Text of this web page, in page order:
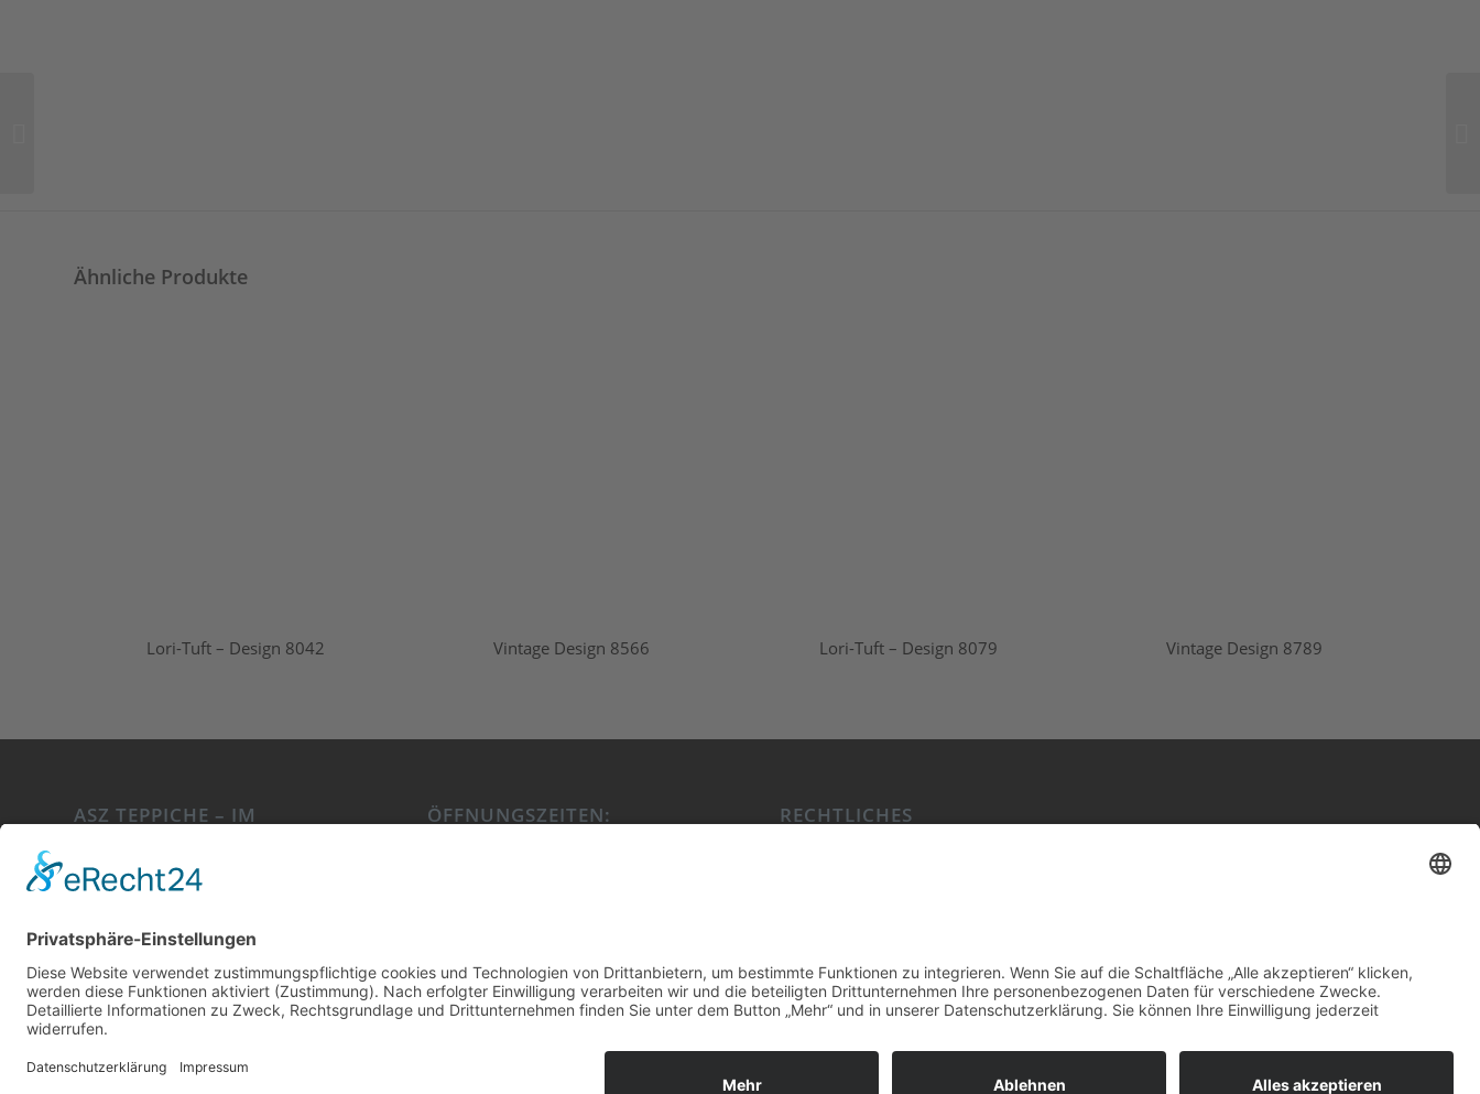
Ähnliche Produkte
Lori-Tuft – Design 8042 Vintage Design 8566 Lori-Tuft – Design 8079 Vintage Design 8789
ASZ TEPPICHE – IM
Samoborstr. 8
Telefon: 02602-69096
E-Mail:info@asz-teppiche.de
ÖFFNUNGSZEITEN:
Anfrage!
RECHTLICHES